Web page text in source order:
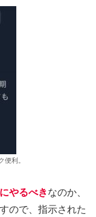
便利。
やるべきなのか、
ので、指示された